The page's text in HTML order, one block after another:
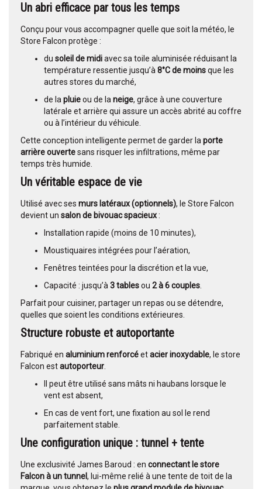
Un abri efficace par tous les temps
Conçu pour vous accompagner quelle que soit la météo, le
Store Falcon protège :
du soleil de midiavec sa toile aluminisée réduisant la
température ressentie jusqu’à 8°C de moinsque les
autres stores du marché,
de la pluieou de la neige, grâce à une couverture
latérale et arrière qui assure un accès abrité au coffre
ou à l’intérieur du véhicule.
Cette conception intelligente permet de garder la porte
arrière ouvertesans risquer les infiltrations, même par
temps très humide.
Un véritable espace de vie
Utilisé avec ses murs latéraux (optionnels), le Store Falcon
devient un salon de bivouac spacieux:
Installation rapide (moins de 10 minutes),
Moustiquaires intégrées pour l’aération,
Fenêtres teintées pour la discrétion et la vue,
Capacité : jusqu’à 3 tablesou 2 à 6 couples
Parfait pour cuisiner, partager un repas ou se détendre,
quelles que soient les conditions extérieures.
Structure robuste et autoportante
Fabriqué en aluminium renforcéetacier inoxydable, le store
Falcon estautoporteur
Il peut être utilisé sans mâts ni haubans lorsque le
vent est absent,
En cas de vent fort, une fixation au sol le rend
parfaitement stable.
Une configuration unique : tunnel + tente
Une exclusivité James Baroud : en connectant le store
Falcon à un tunnel, lui-même relié à une tente de toit de la